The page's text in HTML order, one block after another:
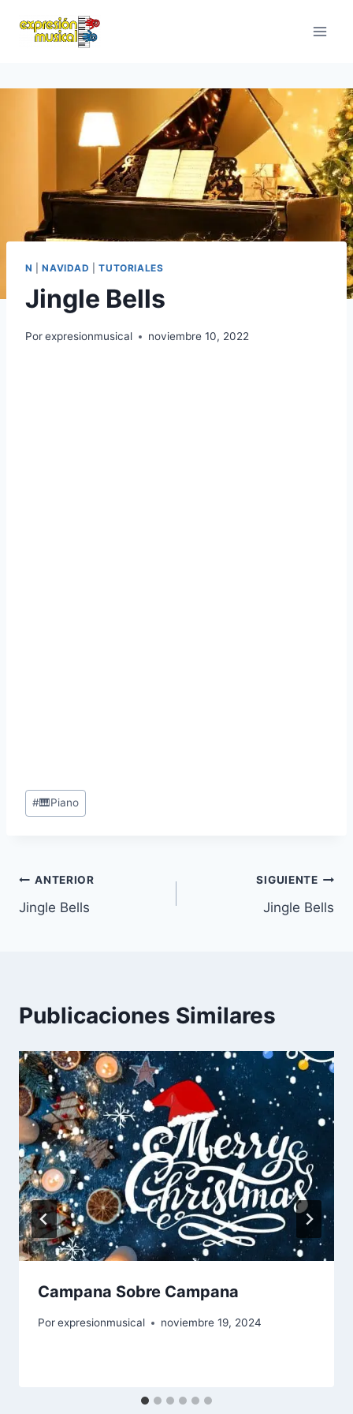
N |NAVIDAD |TUTORIALES
Jingle Bells
Porexpresionmusical noviembre 10, 2022
Etiquetas
de
#🎹Piano
Navegación
de
ANTERIOR
Jingle Bells
SIGUIENTE
Jingle Bells
Publicaciones Similares
Campana Sobre Campana
Porexpresionmusical noviembre 19, 2024